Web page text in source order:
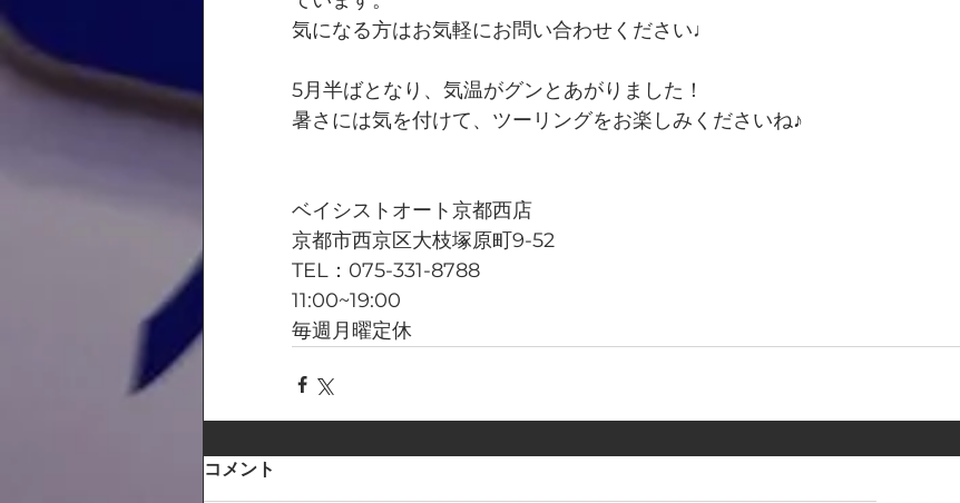
気になる方はお気軽にお問い合わせください♩
5月半ばとなり、気温がグンとあがりました！
暑さには気を付けて、ツーリングをお楽しみくださいね♪
ベイシストオート京都西店
京都市西京区大枝塚原町9-52
TEL：075-331-8788
11:00~19:00
毎週月曜定休
コメント